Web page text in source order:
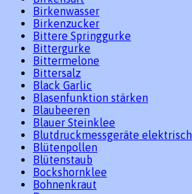
Birkenwasser
Birkenzucker
Bittere Springgurke
Bittergurke
Bittermelone
Bittersalz
Black Garlic
Blasenfunktion stärken
Blaubeeren
Blauer Steinklee
Blutdruckmessgeräte elektrisch
Blütenpollen
Blütenstaub
Bockshornklee
Bohnenkraut